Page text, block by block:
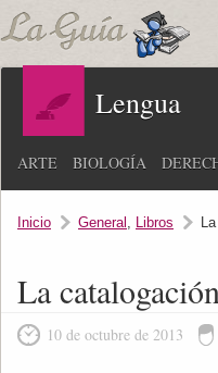
Lengua
ARTE BIOLOGÍA
Inicio General , Libros
La
10 de octubre de 2013